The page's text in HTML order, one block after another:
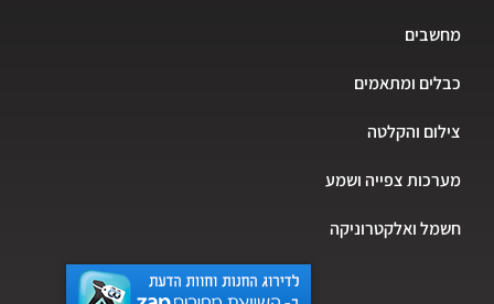
מחשבים
כבלים ומתאמים
צילום והקלטה
מערכות צפייה ושמע
חשמל ואלקטרוניקה